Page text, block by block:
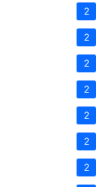
2
2
2
2
2
2
2